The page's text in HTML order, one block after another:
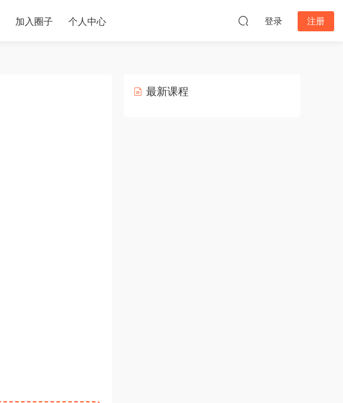
加入圈子 个人中心 登录 注册
最新课程